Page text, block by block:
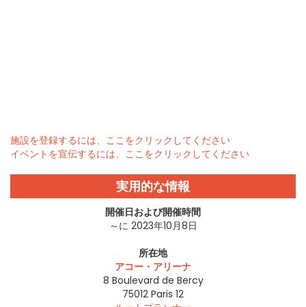
施設を登録するには、ここをクリックしてください
イベントを宣伝するには、ここをクリックしてください
実用的な情報
開催日および開催時間
～に 2023年10月8日
所在地
アコー・アリーナ
8 Boulevard de Bercy
75012 Paris 12